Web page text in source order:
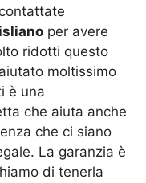
per avere
ridotti questo
moltissimo
è una
che aiuta anche
che ci siano
La garanzia è
di tenerla